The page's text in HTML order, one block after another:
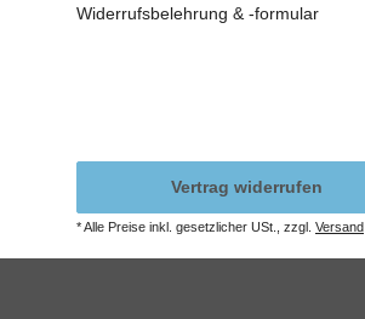
Widerrufsbelehrung & -formular
Vertrag widerrufen
* Alle Preise inkl. gesetzlicher USt., zzgl. Versand